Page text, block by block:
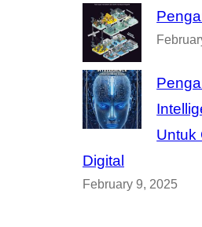
Untuk
Digital
February 9, 2025